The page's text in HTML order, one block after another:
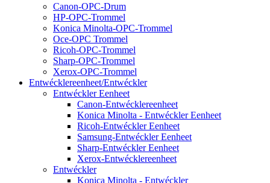
Canon-OPC-Drum
HP-OPC-Trommel
Konica Minolta-OPC-Trommel
Oce-OPC Trommel
Ricoh-OPC-Trommel
Sharp-OPC-Trommel
Xerox-OPC-Trommel
Entwécklereenheet/Entwéckler
Entwéckler Eenheet
Canon-Entwécklereenheet
Konica Minolta - Entwéckler Eenheet
Ricoh-Entwéckler Eenheet
Samsung-Entwéckler Eenheet
Sharp-Entwéckler Eenheet
Xerox-Entwécklereenheet
Entwéckler
Konica Minolta - Entwéckler